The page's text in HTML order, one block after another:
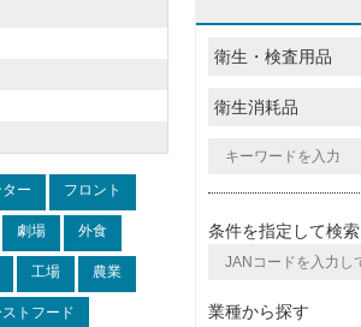
ー フロント
劇場 外食
工場 農業
トフード
条件を指定して検索
業種から探す